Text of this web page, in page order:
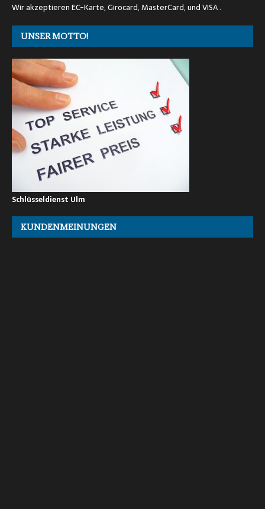
Wir akzeptieren EC-Karte, Girocard, MasterCard, und VISA .
UNSER MOTTO!
Schlüsseldienst Ulm
KUNDENMEINUNGEN